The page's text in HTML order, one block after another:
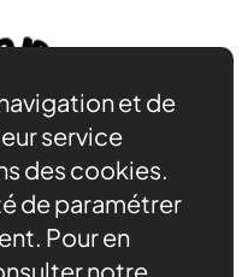
et de
service
des cookies.
de paramétrer
Pour en
notre